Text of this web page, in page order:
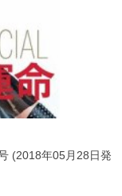
(2018年05月28日発